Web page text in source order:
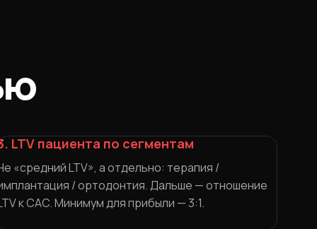
LTV пациента по сегментам
«средний LTV», а отдельно: терапия /
/ ортодонтия. Дальше — отношение
к CAC. Минимум для прибыли — 3:1.